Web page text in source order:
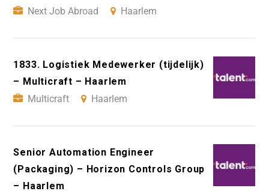
Next Job Abroad
Haarlem
1833. Logistiek Medewerker (tijdelijk)
– Multicraft – Haarlem
Multicraft
Haarlem
Senior Automation Engineer
(Packaging) – Horizon Controls Group
– Haarlem